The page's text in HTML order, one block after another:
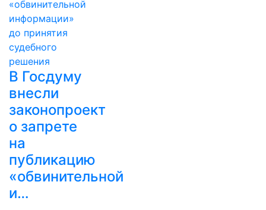
В Госдуму
внесли
законопроект
о запрете
на
публикацию
«обвинительной
и…